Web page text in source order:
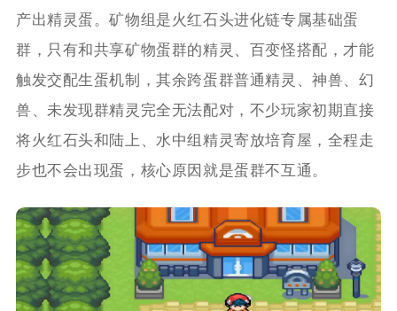
产出精灵蛋。矿物组是火红石头进化链专属基础蛋
群，只有和共享矿物蛋群的精灵、百变怪搭配，才能
触发交配生蛋机制，其余跨蛋群普通精灵、神兽、幻
兽、未发现群精灵完全无法配对，不少玩家初期直接
将火红石头和陆上、水中组精灵寄放培育屋，全程走
步也不会出现蛋，核心原因就是蛋群不互通。